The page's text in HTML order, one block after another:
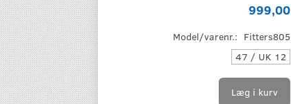
999,00
Model/varenr.: Fitters805
47 / UK 12
Læg i kurv